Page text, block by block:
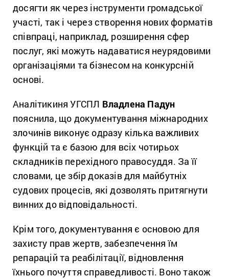
досягти як через інструменти громадської
участі, так і через створення нових форматів
співпраці, наприклад, розширення сфер
послуг, які можуть надаватися неурядовими
організаціями та бізнесом на конкурсній
основі.
Аналітикиня УГСПЛ Владлена Падун
пояснила, що документування міжнародних
злочинів виконує одразу кілька важливих
функцій та є базою для всіх чотирьох
складників перехідного правосуддя. За її
словами, це збір доказів для майбутніх
судових процесів, які дозволять притягнути
винних до відповідальності.
Крім того, документування є основою для
захисту прав жертв, забезпечення їм
репарацій та реабілітації, відновлення
їхнього почуття справедливості. Воно також